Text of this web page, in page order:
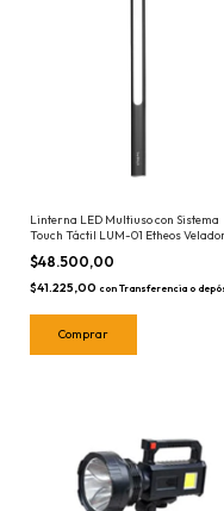
Linterna LED Multiuso con Sistema
Touch Táctil LUM-01 Etheos
Estaca USB
$48.500,00
$41.225,00 con Transferencia o